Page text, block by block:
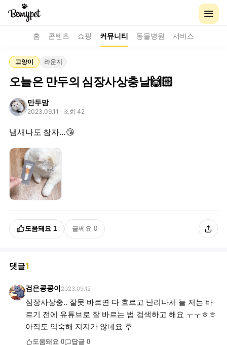
홈 콘텐츠 쇼핑 커뮤니티 동물병원 서비스
고양이 라운지
오늘은 만두의 심장사상충날🙌🏻
만두맘
2023.09.11 · 조회 42
냄새나도 참자…😘
도움돼요 1 글쎄요 0
댓글1
검은콩콩이 2023.09.12
심장사상충.. 잘못 바르면 다 흐르고 난리나서 늘 저는 바
르기 전에 유튜브로 잘 바르는 법 검색하고 해요 ㅜㅜㅎㅎ
아직도 익숙해 지지가 않네요 후
도움돼요 0 답글 0